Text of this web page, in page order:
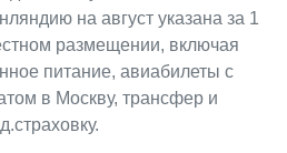
на август указана за 1
размещении, включая
питание, авиабилеты с
в Москву, трансфер и